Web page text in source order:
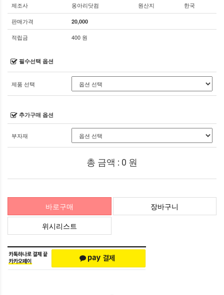
제조사 옹아리닷컴 원산지
한국
판매가격
20,000
적립금 400 원
필수선택 옵션
제품 선택
추가구매 옵션
부자재
총 금액 : 0 원
바로구매
장바구니
위시리스트